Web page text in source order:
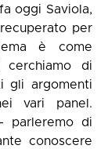
oggi Saviola,
per
è come
cerchiamo di
gli argomenti
vari panel.
parleremo di
conoscere